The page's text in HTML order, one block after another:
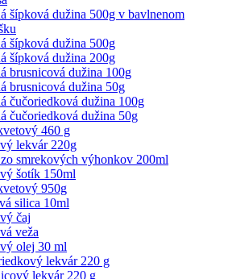
šípková dužina 500g v bavlnenom
šípková dužina 500g
šípková dužina 200g
brusnicová dužina 100g
brusnicová dužina 50g
čučoriedková dužina 100g
čučoriedková dužina 50g
460 g
lekvár 220g
smrekových výhonkov 200ml
šotík 150ml
950g
silica 10ml
čaj
veža
olej 30 ml
lekvár 220 g
lekvár 220 g